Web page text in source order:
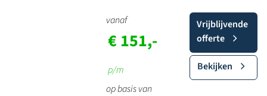
vanaf
€ 151,-
p/m
op basis van
Vrijblijvende
offerte
Bekijken